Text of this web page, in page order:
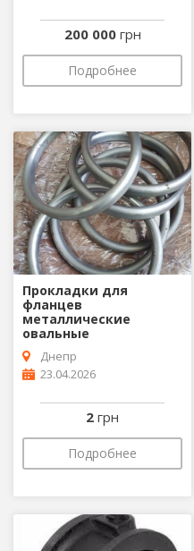
200 000 грн
Подробнее
Прокладки для
фланцев
металлические
овальные
Днепр
23.04.2026
2 грн
Подробнее